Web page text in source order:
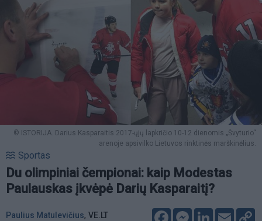
© ISTORIJA. Darius Kasparaitis 2017-ųjų lapkričio 10-12 dienomis „Švyturio“
arenoje apsivilko Lietuvos rinktinės marškinėlius.
Sportas
Du olimpiniai čempionai: kaip Modestas
Paulauskas įkvėpė Darių Kasparaitį?
Paulius Matulevičius, VE.LT
FacebookMessenger
LinkedIn
Email